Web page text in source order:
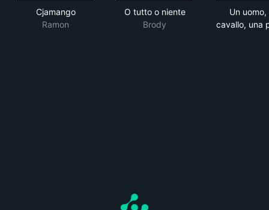
Cjamango
Ramon
O tutto o niente
Brody
Un uomo,
cavallo, una